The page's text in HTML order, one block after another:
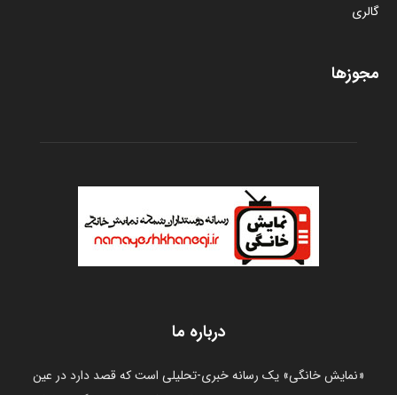
گالری
مجوزها
درباره ما
«نمایش خانگی» یک رسانه خبری-تحلیلی است که قصد دارد در عین